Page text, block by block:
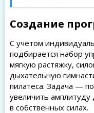
Создание
С учетом
подбирается набор
мягкую растяжку,
дыхательную
пилатеса. Задача —
увеличить
в собственных силах.